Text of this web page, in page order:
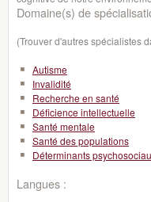
Domaine(s) de
(Trouver d'autres spécialistes
Autisme
Invalidité
Recherche en santé
Déficience intellectuelle
Santé mentale
Santé des populations
Déterminants
Langues :